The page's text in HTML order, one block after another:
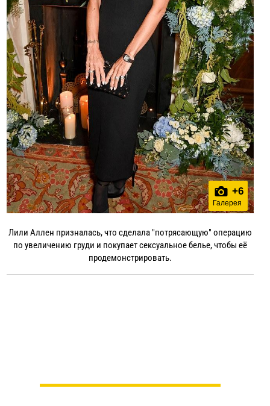
+6
Галерея
Лили Аллен призналась, что сделала "потрясающую" операцию
по увеличению груди и покупает сексуальное белье, чтобы её
продемонстрировать.